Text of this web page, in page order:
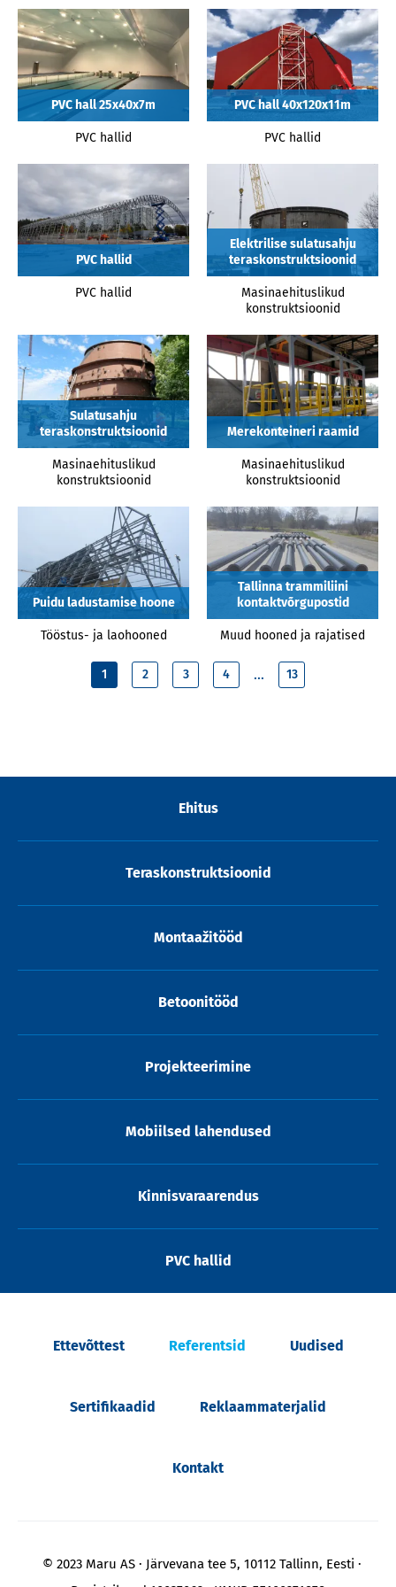
2001
2000
PVC hall 25x40x7m
PVC hallid
PVC hall 40x120x11m
PVC hallid
PVC hallid
PVC hallid
Elektrilise sulatusahju
teraskonstruktsioonid
Masinaehituslikud
konstruktsioonid
Sulatusahju
teraskonstruktsioonid
Masinaehituslikud
konstruktsioonid
Merekonteineri raamid
Masinaehituslikud
konstruktsioonid
Puidu ladustamise hoone
Tööstus- ja laohooned
Tallinna trammiliini
kontaktvõrgupostid
Muud hooned ja rajatised
1 2 3 4 ... 13
Ehitus
Teraskonstruktsioonid
Montaažitööd
Betoonitööd
Projekteerimine
Mobiilsed lahendused
Kinnisvaraarendus
PVC hallid
Ettevõttest Referentsid Uudised
Sertifikaadid Reklaammaterjalid
Kontakt
© 2023 Maru AS
Järvevana tee 5, 10112 Tallinn, Eesti